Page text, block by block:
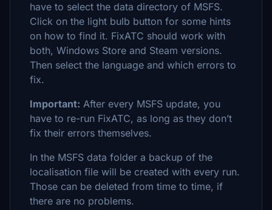
have to select the data directory of MSFS.
Click on the light bulb button for some hints
on how to find it. FixATC should work with
both, Windows Store and Steam versions.
Then select the language and which errors to
fix.
Important: After every MSFS update, you
have to re-run FixATC, as long as they don’t
fix their errors themselves.
In the MSFS data folder a backup of the
localisation file will be created with every run.
Those can be deleted from time to time, if
there are no problems.